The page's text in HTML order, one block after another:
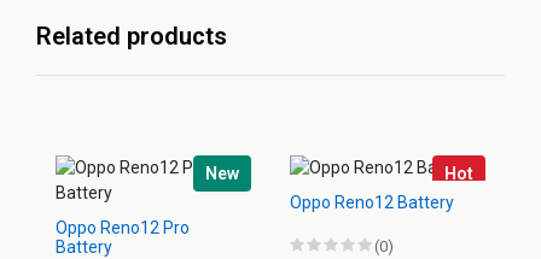
Related products
New
Oppo Reno12 Pro
Battery
Hot
Oppo Reno12 Battery
(0)